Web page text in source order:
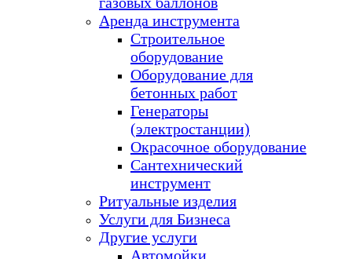
Аренда инструмента
Строительное
оборудование
Оборудование для
бетонных работ
Генераторы
(электростанции)
Окрасочное оборудование
Сантехнический
инструмент
Ритуальные изделия
Услуги для Бизнеса
Другие услуги
Автомойки